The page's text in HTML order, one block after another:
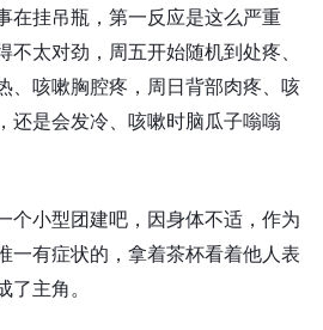
在挂吊瓶，第一反应是这么严重
太对劲，周五开始随机到处疼、
、咳嗽胸腔疼，周日背部肉疼、咳
还是会发冷、咳嗽时脑瓜子嗡嗡
个小型团建吧，因身体不适，作为
一有症状的，拿着茶杯看着他人表
主角。